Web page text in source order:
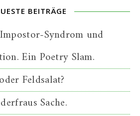
BEITRÄGE
Syndrom und
Ein Poetry Slam.
Feldsalat?
Sache.